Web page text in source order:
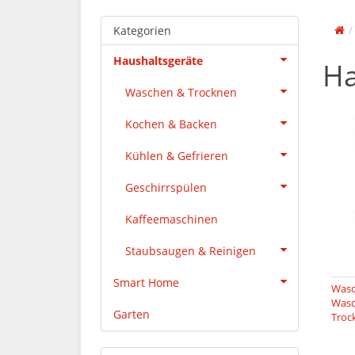
Kategorien
Haushaltsgeräte
Waschen & Trocknen
Kochen & Backen
Kühlen & Gefrieren
Geschirrspülen
Kaffeemaschinen
Staubsaugen & Reinigen
Smart Home
Garten